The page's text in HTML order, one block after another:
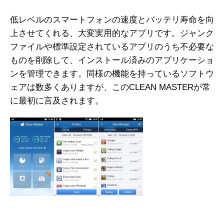
低レベルのスマートフォンの速度とバッテリ寿命を向
上させてくれる、大変実用的なアプリです。ジャンク
ファイルや標準設定されているアプリのうち不必要な
ものを削除して、インストール済みのアプリケーショ
ンを管理できます。同様の機能を持っているソフトウ
ェアは数多くありますが、このCLEAN MASTERが常
に最初に言及されます。